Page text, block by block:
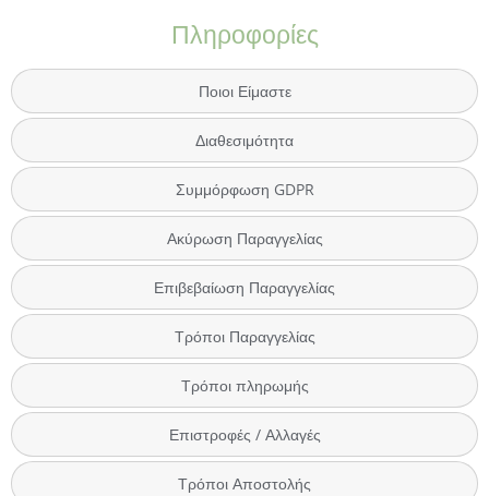
Πληροφορίες
Ποιοι Είμαστε
Διαθεσιμότητα
Συμμόρφωση GDPR
Ακύρωση Παραγγελίας
Επιβεβαίωση Παραγγελίας
Τρόποι Παραγγελίας
Τρόποι πληρωμής
Επιστροφές / Αλλαγές
Τρόποι Αποστολής